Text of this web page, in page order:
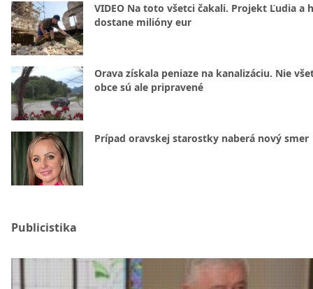
VIDEO Na toto všetci čakali. Projekt Ľudia a
dostane milióny eur
Orava získala peniaze na kanalizáciu. Nie
obce sú ale pripravené
Prípad oravskej starostky naberá nový smer
Publicistika